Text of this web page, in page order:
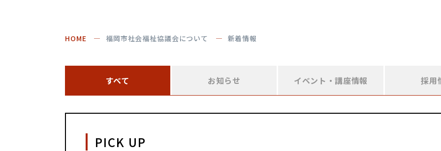
HOME 福岡市社会福祉協議会について 新着情報
すべて お知らせ イベント・講座情報 採用
PICK UP